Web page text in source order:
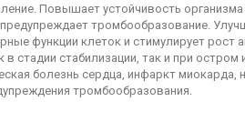
Повышает устойчивость организма
тромбообразование.
функции клеток и стимулирует рост
стадии стабилизации, так и при остром
болезнь сердца, инфаркт миокарда,
тромбообразования.